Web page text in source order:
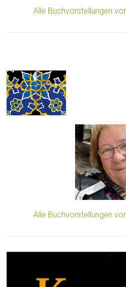
Alle Buchvorstellungen
Alle Buchvorstellungen